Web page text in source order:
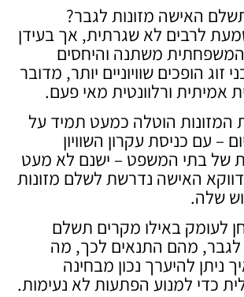
האישה מזונות לגבר?
לרבים לא שגרתית, אך בעידן
משתנה והיחסים
זוג הופכים שוויוניים יותר, מדובר
אמיתית ורלוונטית מאי פעם.
המזונות הוטלה כמעט תמיד על
– עם כניסת עקרון השוויון
של בתי המשפט – ישנם לא מעט
האישה נדרשת לשלם מזונות
שלה.
לעומק באילו מקרים תשלם
לגבר, מהם התנאים לכך, מה
ניתן להיערך נכון מבחינה
כדי למנוע הפתעות לא נעימות.